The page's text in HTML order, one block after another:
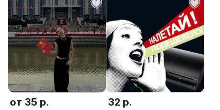
от 35 р. 32 р.